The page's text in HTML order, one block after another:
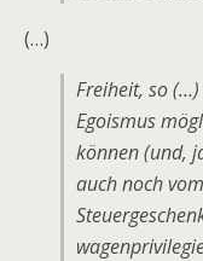
(…)
Freiheit, so
Egoismus
können (und,
auch noch